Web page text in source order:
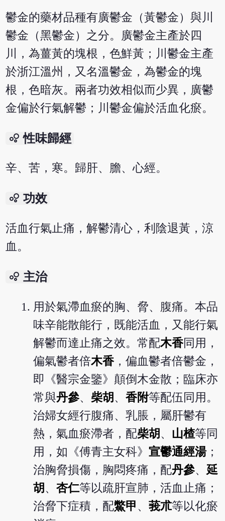
鬱金的藥材品種有廣鬱金（黃鬱金）與川
鬱金（黑鬱金）之分。廣鬱金主產於四
川，為薑黃的塊根，色鮮黃；川鬱金主產
於浙江溫州，又名溫鬱金，為鬱金的塊
根，色暗灰。兩者功效相似而少異，廣鬱
金偏於行氣解鬱；川鬱金偏於活血化瘀。
bubble_chart 性味歸經
辛、苦，寒。歸肝、膽、心經。
bubble_chart 功效
活血行氣止痛，解鬱清心，利陰退黃，涼
血。
bubble_chart 主治
用於氣滯血瘀的胸、脅、腹痛。本品
味辛能散能行，既能活血，又能行氣
解鬱而達止痛之效。常配木香同用，
偏氣鬱者倍木香，偏血鬱者倍鬱金，
即《醫宗金鑒》顛倒木金散；臨床亦
常與丹參、 柴胡 、香附等配伍同用。
治婦女經行腹痛、乳脹，屬肝鬱有
熱，氣血瘀滯者，配柴胡 、 山楂等同
用，如《傅青主女科》宣鬱通經湯；
治胸脅損傷，胸悶疼痛，配丹參、 延
胡 、杏仁等以疏肝宣肺，活血止痛；
治脅下症積，配鱉甲 、莪朮等以化瘀